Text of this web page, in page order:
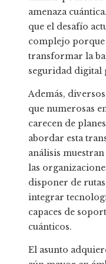
amenaza
que el desafío
complejo
transformar la
seguridad digital
Además,
que numerosas
carecen de
abordar esta
análisis
las
disponer de
integrar
capaces de
cuánticos.
El asunto